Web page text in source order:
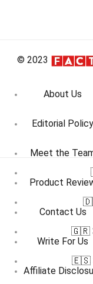
© 2023
About Us
Editorial Policy
Meet the
Product
Contact Us
Write For Us
Affiliate
🇬🇷
🇪🇸